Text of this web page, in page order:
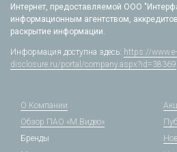
Интернет, предоставляемой ООО
информационным агентством,
раскрытие информации.
Информация доступна здесь: https://www.e-
disclosure.ru/portal/company.aspx?id=38369
О Компании
Обзор ПАО «М.Видео»
Бренды